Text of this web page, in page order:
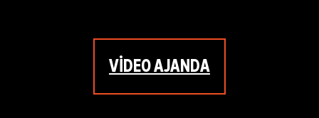
VİDEO AJANDA